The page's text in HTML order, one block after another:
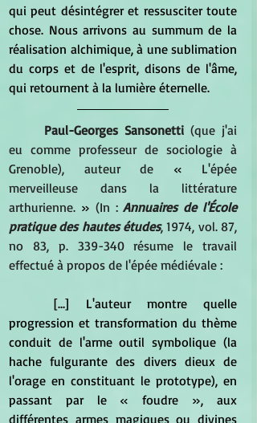
qui peut désintégrer et ressusciter toute
chose. Nous arrivons au summum de la
réalisation alchimique, à une sublimation
du corps et de l'esprit, disons de l'âme,
qui retournent à la lumière éternelle.
Paul-Georges Sansonetti (que j'ai
eu comme professeur de sociologie à
Grenoble), auteur de « L'épée
merveilleuse dans la littérature
arthurienne. » (In : Annuaires de l'École
pratique des hautes études, 1974, vol. 87,
no 83, p. 339-340 résume le travail
effectué à propos de l'épée médiévale :
	[...] L'auteur montre quelle
progression et transformation du thème
conduit de l'arme outil symbolique (la
hache fulgurante des divers dieux de
l'orage en constituant le prototype), en
passant par le « foudre », aux
différentes armes magiques ou divines